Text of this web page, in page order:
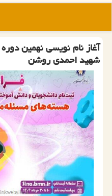
آغاز نام نویسی نهمین
شهید احمدی روشن